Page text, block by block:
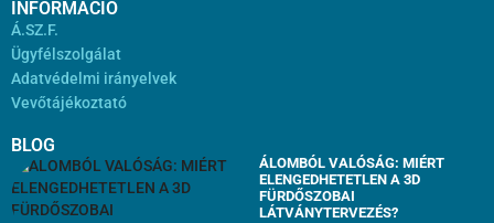
INFORMÁCIÓ
Á.SZ.F.
Ügyfélszolgálat
Adatvédelmi irányelvek
Vevőtájékoztató
BLOG
ÁLOMBÓL VALÓSÁG: MIÉRT
ELENGEDHETETLEN A 3D
FÜRDŐSZOBAI
LÁTVÁNYTERVEZÉS?